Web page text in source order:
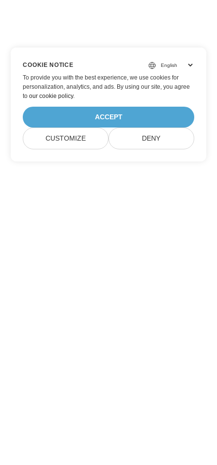
COOKIE NOTICE
To provide you with the best experience, we use cookies for
personalization, analytics, and ads. By using our site, you agree
toour cookie policy.
ACCEPT
CUSTOMIZE DENY